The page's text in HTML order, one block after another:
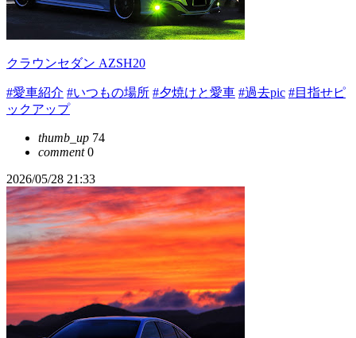
クラウンセダン AZSH20
#愛車紹介 #いつもの場所 #夕焼けと愛車 #過去pic #目指せピ
ックアップ
thumb_up 74
comment0
2026/05/28 21:33